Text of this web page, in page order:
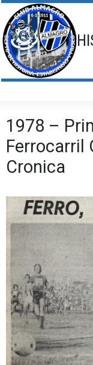
Saltar
al
contenido
1978 –
Ferrocarril
Cronica